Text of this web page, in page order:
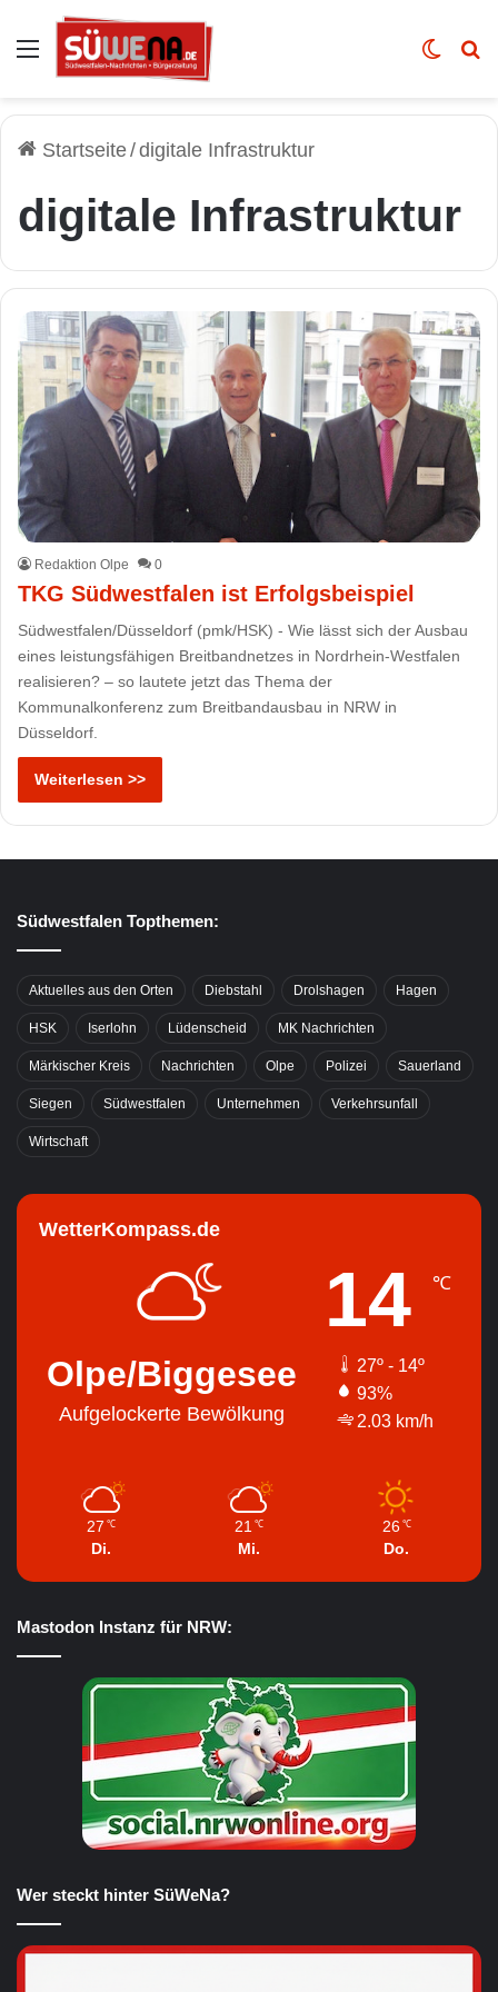
Auswahl Skin
Startseite/digitale Infrastruktur
digitale Infrastruktur
Redaktion Olpe 0
TKG Südwestfalen ist Erfolgsbeispiel
Südwestfalen/Düsseldorf (pmk/HSK) - Wie lässt sich der Ausbau
eines leistungsfähigen Breitbandnetzes in Nordrhein-Westfalen
realisieren? – so lautete jetzt das Thema der
Kommunalkonferenz zum Breitbandausbau in NRW in
Düsseldorf.
Weiterlesen >>
Südwestfalen Topthemen:
Aktuelles aus den Orten Diebstahl Drolshagen Hagen
HSK Iserlohn Lüdenscheid MK Nachrichten
Märkischer Kreis Nachrichten Olpe Polizei Sauerland
Siegen Südwestfalen Unternehmen Verkehrsunfall
Wirtschaft
WetterKompass.de
Olpe/Biggesee
Aufgelockerte Bewölkung
14 ℃
27º - 14º
93%
2.03 km/h
27 ℃
Di.
21 ℃
Mi.
26 ℃
Do.
Mastodon Instanz für NRW:
Wer steckt hinter SüWeNa?